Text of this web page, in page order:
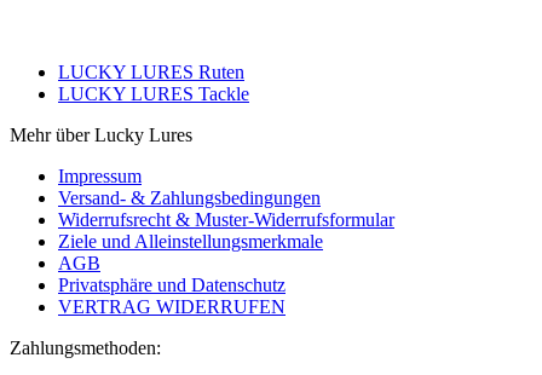
LUCKY LURES Ruten
LUCKY LURES Tackle
Mehr über Lucky Lures
Impressum
Versand- & Zahlungsbedingungen
Widerrufsrecht & Muster-Widerrufsformular
Ziele und Alleinstellungsmerkmale
AGB
Privatsphäre und Datenschutz
VERTRAG WIDERRUFEN
Zahlungsmethoden: